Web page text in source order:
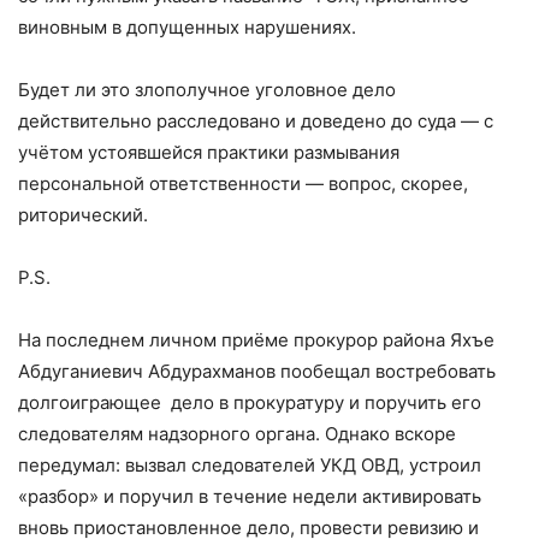
виновным в допущенных нарушениях.
Будет ли это злополучное уголовное дело
действительно расследовано и доведено до суда — с
учётом устоявшейся практики размывания
персональной ответственности — вопрос, скорее,
риторический.
P.S.
На последнем личном приёме прокурор района Яхъе
Абдуганиевич Абдурахманов пообещал востребовать
долгоиграющее дело в прокуратуру и поручить его
следователям надзорного органа. Однако вскоре
передумал: вызвал следователей УКД ОВД, устроил
«разбор» и поручил в течение недели активировать
вновь приостановленное дело, провести ревизию и